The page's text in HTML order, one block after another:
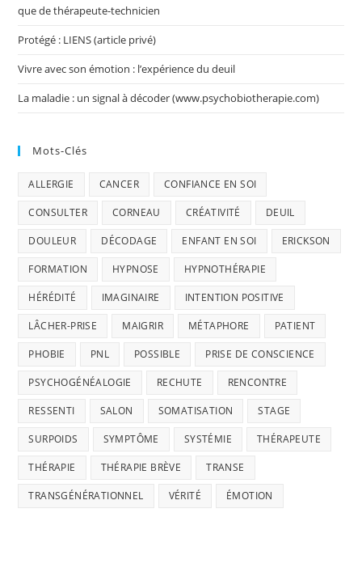
que de thérapeute-technicien
Protégé : LIENS (article privé)
Vivre avec son émotion : l’expérience du deuil
La maladie : un signal à décoder (www.psychobiotherapie.com)
Mots-Clés
ALLERGIE CANCER CONFIANCE EN SOI
CONSULTER CORNEAU CRÉATIVITÉ DEUIL
DOULEUR DÉCODAGE ENFANT EN SOI ERICKSON
FORMATION HYPNOSE HYPNOTHÉRAPIE
HÉRÉDITÉ IMAGINAIRE INTENTION POSITIVE
LÂCHER-PRISE MAIGRIR MÉTAPHORE PATIENT
PHOBIE PNL POSSIBLE PRISE DE CONSCIENCE
PSYCHOGÉNÉALOGIE RECHUTE RENCONTRE
RESSENTI SALON SOMATISATION STAGE
SURPOIDS SYMPTÔME SYSTÉMIE THÉRAPEUTE
THÉRAPIE THÉRAPIE BRÈVE TRANSE
TRANSGÉNÉRATIONNEL VÉRITÉ ÉMOTION